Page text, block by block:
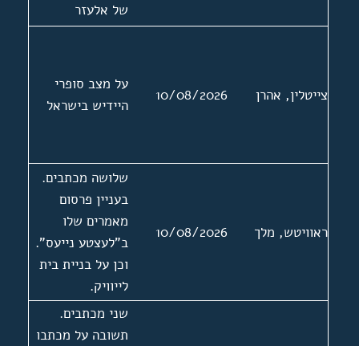
של אלעזר
רובינשטיין.
פשוט", "די מעשה
צייטלין, אהרן 10/08/2026
על מצב סופרי
היידיש בישראל
ראוויטש, מלך 10/08/2026
שלושה מכתבים.
בעניין פרסום
מאמרים שלו
ב"לעצטע נייעס".
וכן על בניית בית
לייוויק.
שני מכתבים.
תשובה על מכתבו